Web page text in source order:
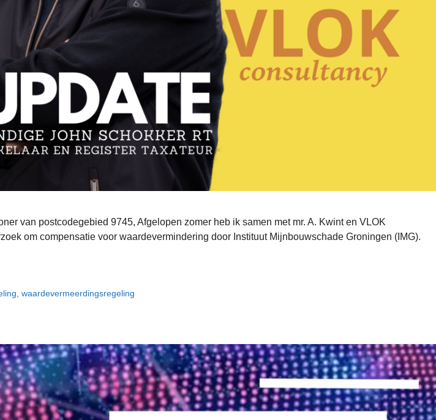
van postcodegebied 9745, Afgelopen zomer heb ik samen met mr. A. Kwint en VLOK
om compensatie voor waardevermindering door Instituut Mijnbouwschade Groningen (IMG).
, waardevermeerdingsregeling